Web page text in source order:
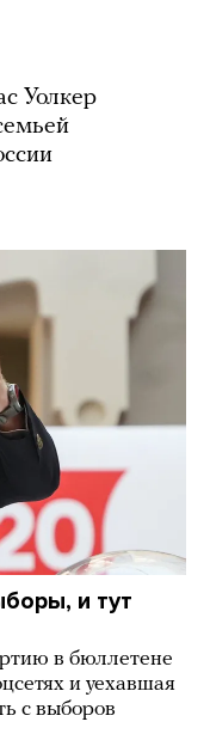
Уолкер
и тут
в бюллетене
и уехавшая
с выборов